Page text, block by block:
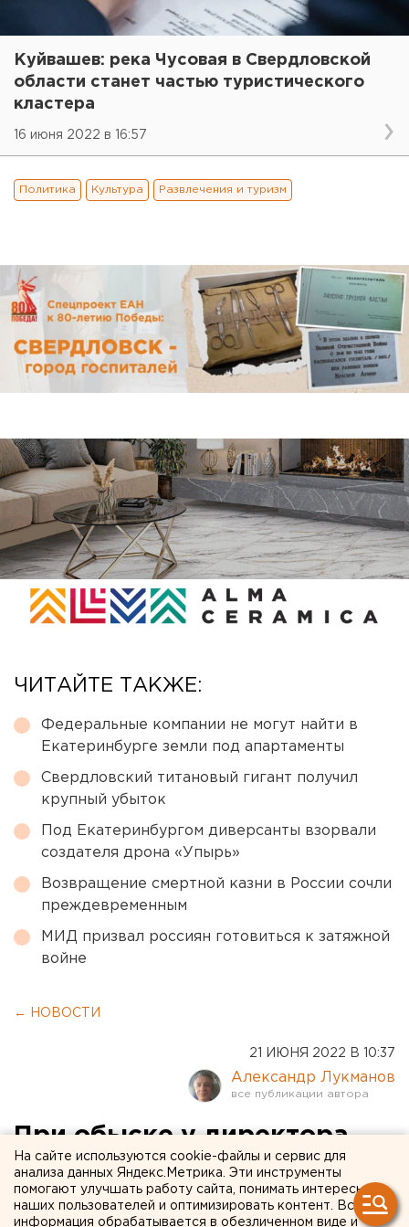
Куйвашев: река Чусовая в Свердловской
области станет частью туристического
кластера
16 июня 2022 в 16:57
Политика Культура Развлечения и туризм
ЧИТАЙТЕ ТАКЖЕ:
Федеральные компании не могут найти в
Екатеринбурге земли под апартаменты
Свердловский титановый гигант получил
крупный убыток
Под Екатеринбургом диверсанты взорвали
создателя дрона «Упырь»
Возвращение смертной казни в России сочли
преждевременным
МИД призвал россиян готовиться к затяжной
войне
← НОВОСТИ
21 ИЮНЯ 2022 В 10:37
Александр Лукманов
При обыске у директора
института спорта УрФУ в
Екатеринбурге нашли
На сайте используются cookie-файлы и сервис для
анализа данных Яндекс.Метрика. Эти инструменты
помогают улучшать работу сайта, понимать интересы
наших пользователей и оптимизировать контент. Вся
информация обрабатывается в обезличенном виде и